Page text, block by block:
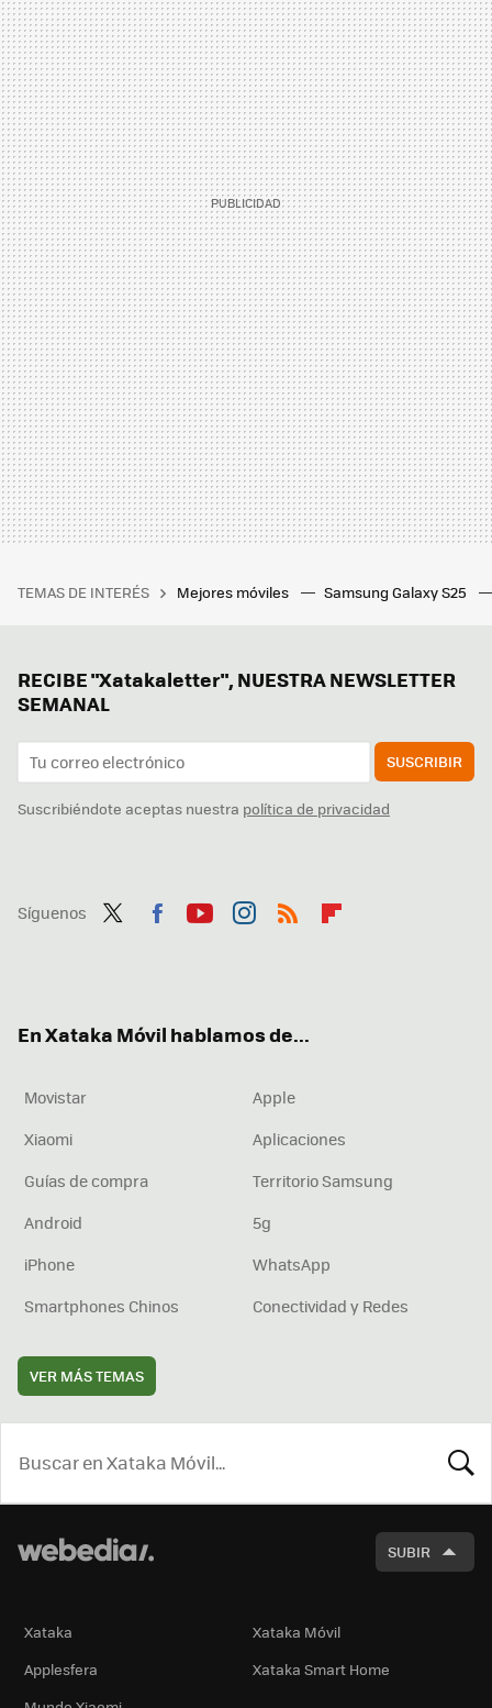
TEMAS DE INTERÉS Mejores móviles Samsung Galaxy S25
RECIBE "Xatakaletter", NUESTRA NEWSLETTER
SEMANAL
SUSCRIBIR
Suscribiéndote aceptas nuestra política de privacidad
Síguenos
En Xataka Móvil hablamos de...
Movistar
Apple
Xiaomi
Aplicaciones
Guías de compra
Territorio Samsung
Android
5g
iPhone
WhatsApp
Smartphones Chinos
Conectividad y Redes
VER MÁS TEMAS
SUBIR
Xataka
Xataka Móvil
Applesfera
Xataka Smart Home